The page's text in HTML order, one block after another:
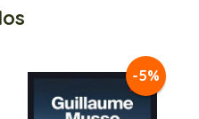
-5%